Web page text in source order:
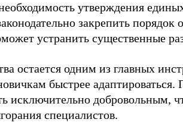
утверждения
закрепить порядок
устранить существенные
остается одним из главных
быстрее адаптироваться.
исключительно добровольным,
специалистов.